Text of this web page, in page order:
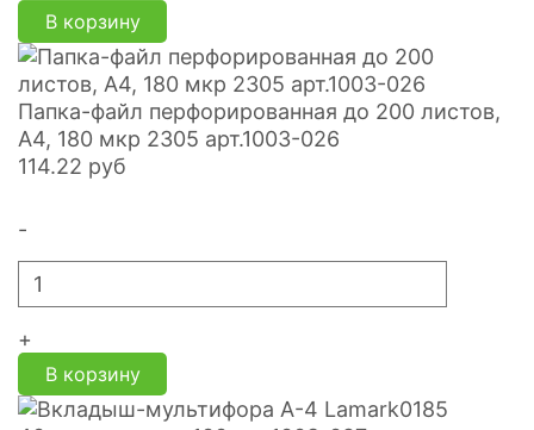
В корзину
Папка-файл перфорированная до 200 листов,
А4, 180 мкр 2305 арт.1003-026
114.22 руб
-
+
В корзину